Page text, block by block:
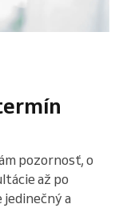
pozornosť, o
až po
a